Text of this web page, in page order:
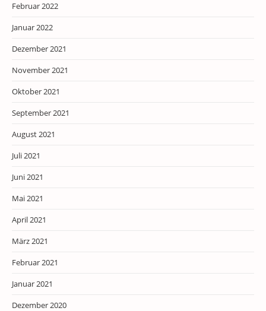
Februar 2022
Januar 2022
Dezember 2021
November 2021
Oktober 2021
September 2021
August 2021
Juli 2021
Juni 2021
Mai 2021
April 2021
März 2021
Februar 2021
Januar 2021
Dezember 2020